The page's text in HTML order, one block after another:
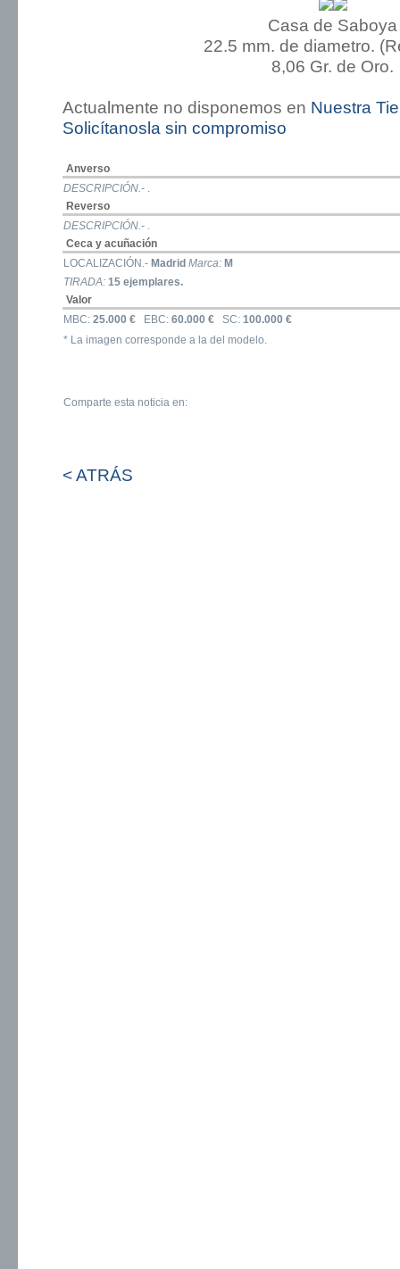
Casa de Saboya
22.5 mm. de diametro.
8,06 Gr. de Oro.
Actualmente no disponemos en Nuestra
Solicítanosla sin compromiso
Anverso
DESCRIPCIÓN.- .
Reverso
DESCRIPCIÓN.- .
Ceca y acuñación
LOCALIZACIÓN.- Madrid Marca: M
TIRADA: 15 ejemplares.
Valor
MBC: 25.000 € EBC: 60.000 € SC: 100.000 €
* La imagen corresponde a la del modelo.
Comparte esta noticia en:
< ATRÁS